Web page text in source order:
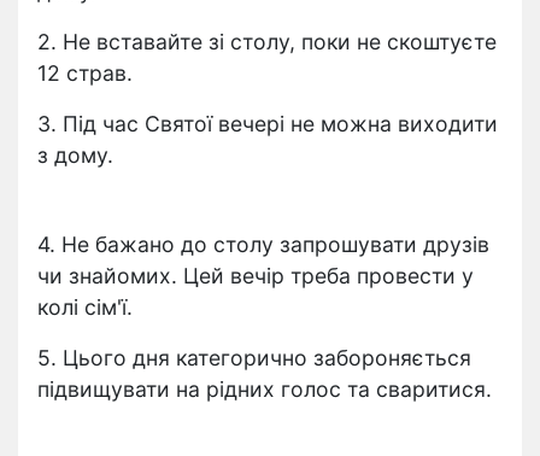
2. Не вставайте зі столу, поки не скоштуєте
12 страв.
3. Під час Святої вечері не можна виходити
з дому.
4. Не бажано до столу запрошувати друзів
чи знайомих. Цей вечір треба провести у
колі сім'ї.
5. Цього дня категорично забороняється
підвищувати на рідних голос та сваритися.